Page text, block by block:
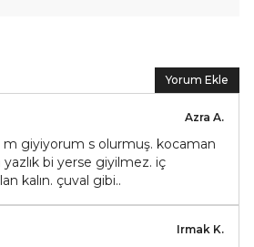
Yorum Ekle
Azra A.
giyiyorum s olurmuş. kocaman
yazlık bi yerse giyilmez. iç
kalın. çuval gibi..
Irmak K.